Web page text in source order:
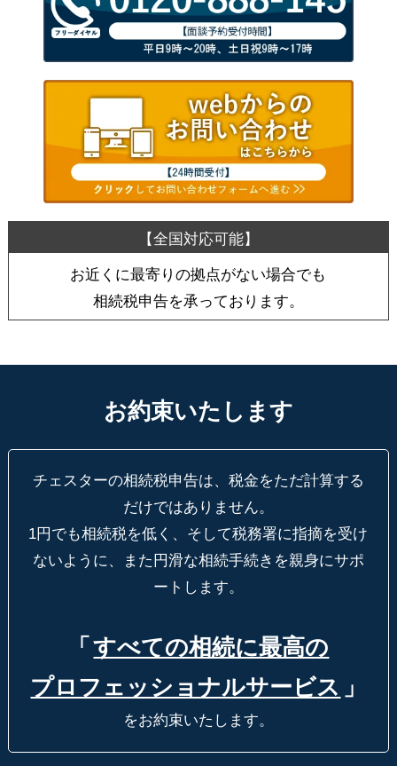
お近くに最寄りの拠点がない場合でも
相続税申告を承っております。
お約束いたします
チェスターの相続税申告は、税金をただ計算する
だけではありません。
1円でも相続税を低く、そして税務署に指摘を受け
ないように、
また円滑な相続手続きを親身にサポ
ートします。
「 すべての相続に最高の
プロフェッショナルサービス 」
をお約束いたします。